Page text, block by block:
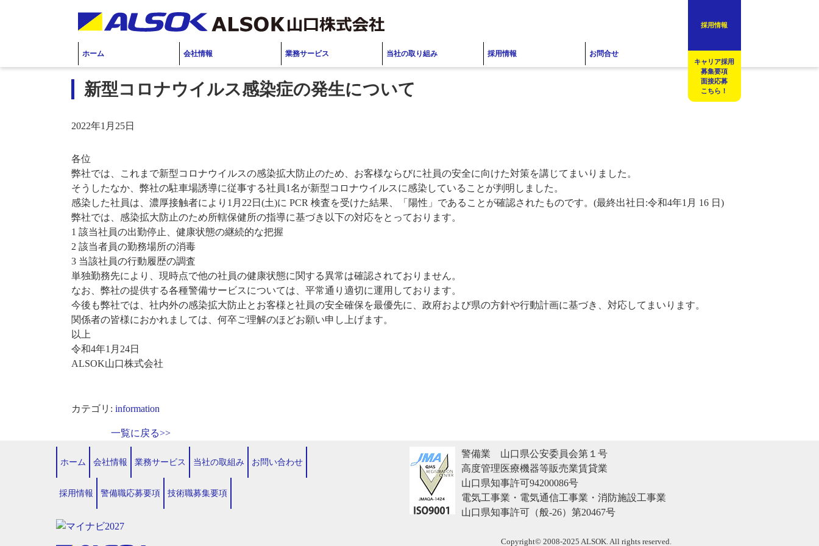
ホーム 会社情報 業務サービス 当社の取り組み 採用情報 お問合せ
採用情報
キャリア採用
募集要項
面接応募
こちら！
新型コロナウイルス感染症の発生について
2022年1月25日
各位
弊社では、これまで新型コロナウイルスの感染拡大防止のため、お客様ならびに社員の安全に向けた対策を講じてまいりました。
そうしたなか、弊社の駐車場誘導に従事する社員1名が新型コロナウイルスに感染していることが判明しました。
感染した社員は、濃厚接触者により1月22日(土)に PCR 検査を受けた結果、「陽性」であることが確認されたものです。(最終出社日:令和4年1月 16 日)
弊社では、感染拡大防止のため所轄保健所の指導に基づき以下の対応をとっております。
1 該当社員の出勤停止、健康状態の継続的な把握
2 該当者員の勤務場所の消毒
3 当該社員の行動履歴の調査
単独勤務先により、現時点で他の社員の健康状態に関する異常は確認されておりません。
なお、弊社の提供する各種警備サービスについては、平常通り適切に運用しております。
今後も弊社では、社内外の感染拡大防止とお客様と社員の安全確保を最優先に、政府および県の方針や行動計画に基づき、対応してまいります。
関係者の皆様におかれましては、何卒ご理解のほどお願い申し上げます。
以上
令和4年1月24日
ALSOK山口株式会社
カテゴリ: information
一覧に戻る>>
ホーム 会社情報 業務サービス 当社の取組み お問い合わせ
採用情報 警備職応募要項 技術職募集要項
警備業 山口県公安委員会第１号
高度管理医療機器等販売業賃貸業
山口県知事許可94200086号
電気工事業・電気通信工事業・消防施設工事業
山口県知事許可（般-26）第20467号
Copyright© 2008-2025 ALSOK. All rights reserved.